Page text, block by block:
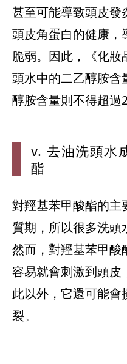
甚至可能導致頭皮發
頭皮角蛋白的健康，
脆弱。因此，《化
頭水中的二乙醇胺含
醇胺含量則不得超過
v. 去油洗頭水
酯
對羥基苯甲酸酯的主
質期，所以很多洗頭
然而，對羥基苯甲酸
容易就會刺激到頭皮
此以外，它還可能
裂。